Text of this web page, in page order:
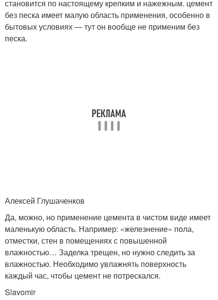
становится по настоящему крепким и нажежным. цемент
без песка имеет малую область применения, особенно в
бытовых условиях — тут он вообще не применим без
песка.
Алекс­ей Глуша­ченко­в
Да, можно, но применение цемента в чистом виде имеет
маленькую область. Например: «железнение» пола,
отместки, стен в помещениях с повышенной
влажностью… Заделка трещен, но нужно следить за
влажностью. Необходимо увлажнять поверхность
каждый час, чтобы цемент не потрескался.
Slavo­mir